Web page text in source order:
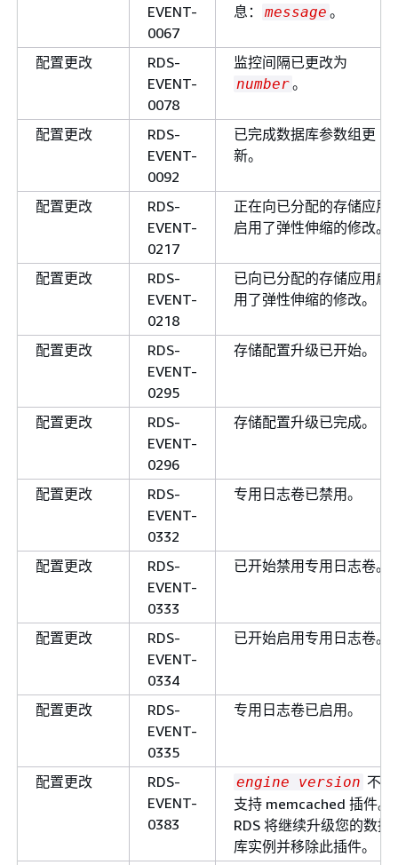
EVENT-
0067
息：
message 。
配置更改
RDS-
EVENT-
0078
监控间隔已更改为
number。
配置更改
RDS-
EVENT-
0092
已完成数据库参数组更
新。
配置更改
RDS-
EVENT-
0217
正在向已分配的存储应用
启用了弹性伸缩的修改。
配置更改
RDS-
EVENT-
0218
已向已分配的存储应用启
用了弹性伸缩的修改。
配置更改
RDS-
EVENT-
0295
存储配置升级已开始。
配置更改
RDS-
EVENT-
0296
存储配置升级已完成。
配置更改
RDS-
EVENT-
0332
专用日志卷已禁用。
配置更改
RDS-
EVENT-
0333
已开始禁用专用日志卷。
配置更改
RDS-
EVENT-
0334
已开始启用专用日志卷。
配置更改
RDS-
EVENT-
0335
专用日志卷已启用。
配置更改
RDS-
EVENT-
0383
engine version 不
支持 memcached 插件。
RDS 将继续升级您的数据
库实例并移除此插件。